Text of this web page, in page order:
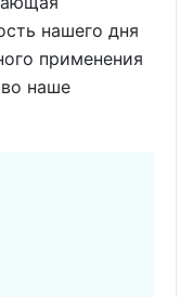
нашего дня
применения
наше